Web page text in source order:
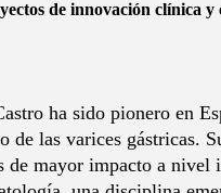
de innovación clínica y
ha sido pionero en
de las varices gástricas.
de mayor impacto a nivel